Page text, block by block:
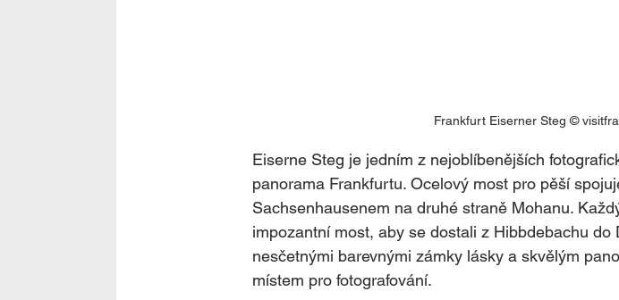
Frankfurt Eiserner Steg ©
Eiserne Steg je jedním z nejoblíbenějších
panorama Frankfurtu. Ocelový most pro pěší
Sachsenhausenem na druhé straně Mohanu.
impozantní most, aby se dostali z Hibbdebachu
nesčetnými barevnými zámky lásky a skvělým
místem pro fotografování.